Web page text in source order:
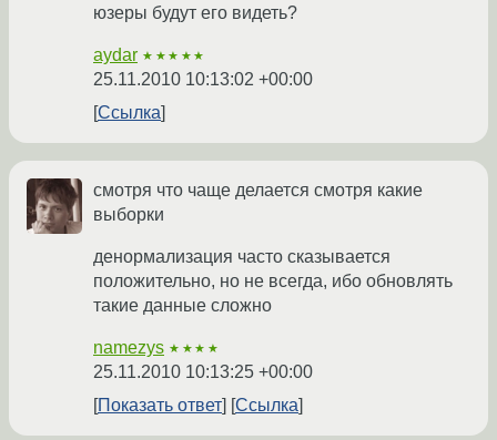
юзеры будут его видеть?
aydar ★★★★★
25.11.2010 10:13:02 +00:00
Ссылка
смотря что чаще делается смотря какие
выборки
денормализация часто сказывается
положительно, но не всегда, ибо обновлять
такие данные сложно
namezys ★★★★
25.11.2010 10:13:25 +00:00
Показать ответ
Ссылка